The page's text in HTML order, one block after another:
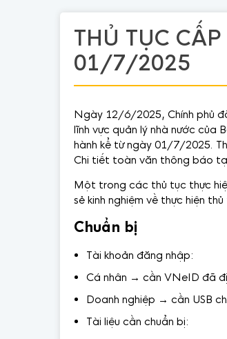
THỦ TỤC
01/7/2025
Ngày 12/6/2025, Chính phủ
lĩnh vực quản lý nhà nước
hành kể từ ngày 01/7/2025.
Chi tiết toàn văn thông báo
Một trong các thủ tục thực
sẻ kinh nghiệm về thực hiện
Chuẩn bị
Tài khoản đăng nhập:
Cá nhân → cần VNeID đã
Doanh nghiệp → cần USB
Tài liệu cần chuẩn bị: